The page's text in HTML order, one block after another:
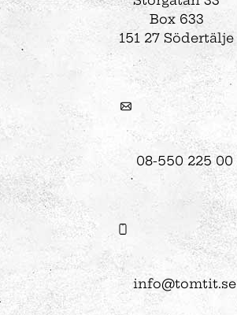
Box 633
151 27 Södertälje
08-550 225 00
info@tomtit.se